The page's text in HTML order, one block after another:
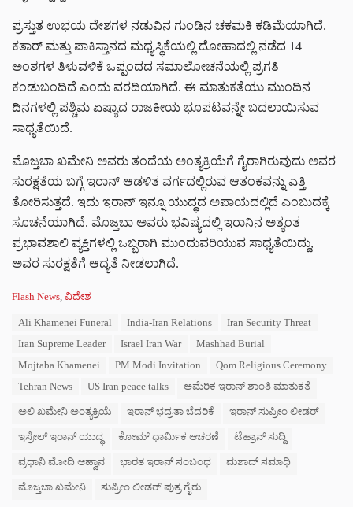
ಪ್ರಸ್ತುತ ಉಭಯ ದೇಶಗಳ ನಡುವಿನ ಗುಂಡಿನ ಚಕಮಕಿ ಕಡಿಮೆಯಾಗಿದೆ.
ಕತಾರ್ ಮತ್ತು ಪಾಕಿಸ್ತಾನದ ಮಧ್ಯಸ್ಥಿಕೆಯಲ್ಲಿ ದೋಹಾದಲ್ಲಿ ನಡೆದ 14
ಅಂಶಗಳ ತಿಳುವಳಿಕೆ ಒಪ್ಪಂದದ ಸಮಾಲೋಚನೆಯಲ್ಲಿ ಪ್ರಗತಿ
ಕಂಡುಬಂದಿದೆ ಎಂದು ವರದಿಯಾಗಿದೆ. ಈ ಮಾತುಕತೆಯು ಮುಂದಿನ
ದಿನಗಳಲ್ಲಿ ಪಶ್ಚಿಮ ಏಷ್ಯಾದ ರಾಜಕೀಯ ಭೂಪಟವನ್ನೇ ಬದಲಾಯಿಸುವ
ಸಾಧ್ಯತೆಯಿದೆ.
ಮೊಜ್ತಬಾ ಖಮೇನಿ ಅವರು ತಂದೆಯ ಅಂತ್ಯಕ್ರಿಯೆಗೆ ಗೈರಾಗಿರುವುದು ಅವರ
ಸುರಕ್ಷತೆಯ ಬಗ್ಗೆ ಇರಾನ್ ಆಡಳಿತ ವರ್ಗದಲ್ಲಿರುವ ಆತಂಕವನ್ನು ಎತ್ತಿ
ತೋರಿಸುತ್ತದೆ. ಇದು ಇರಾನ್ ಇನ್ನೂ ಯುದ್ಧದ ಅಪಾಯದಲ್ಲಿದೆ ಎಂಬುದಕ್ಕೆ
ಸೂಚನೆಯಾಗಿದೆ. ಮೊಜ್ತಬಾ ಅವರು ಭವಿಷ್ಯದಲ್ಲಿ ಇರಾನಿನ ಅತ್ಯಂತ
ಪ್ರಭಾವಶಾಲಿ ವ್ಯಕ್ತಿಗಳಲ್ಲಿ ಒಬ್ಬರಾಗಿ ಮುಂದುವರಿಯುವ ಸಾಧ್ಯತೆಯಿದ್ದು,
ಅವರ ಸುರಕ್ಷತೆಗೆ ಆದ್ಯತೆ ನೀಡಲಾಗಿದೆ.
C
Flash News ವಿದೇಶ
Ali Khamenei Funeral India-Iran Relations
Iran Security Threat
Iran Supreme Leader
Israel Iran War
Mashhad Burial
Mojtaba Khamenei
PM Modi Invitation
Qom Religious Ceremony
Tehran News
US Iran peace talks ಅಮೆರಿಕ ಇರಾನ್ ಶಾಂತಿ ಮಾತುಕತೆ
ಅಲಿ ಖಮೇನಿ ಅಂತ್ಯಕ್ರಿಯೆ ಇರಾನ್ ಭದ್ರತಾ ಬೆದರಿಕೆ ಇರಾನ್ ಸುಪ್ರೀಂ ಲೀಡರ್
ಇಸ್ರೇಲ್ ಇರಾನ್ ಯುದ್ಧ ಕೋಮ್ ಧಾರ್ಮಿಕ ಆಚರಣೆ ಟೆಹ್ರಾನ್ ಸುದ್ದಿ
ಪ್ರಧಾನಿ ಮೋದಿ ಆಹ್ವಾನ ಭಾರತ ಇರಾನ್ ಸಂಬಂಧ ಮಶಾದ್ ಸಮಾಧಿ
ಮೊಜ್ತಬಾ ಖಮೇನಿ ಸುಪ್ರೀಂ ಲೀಡರ್ ಪುತ್ರ ಗೈರು